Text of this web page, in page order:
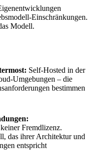
Einschränkungen.
Modell.
Self-Hosted in der
Umgebungen – die
bestimmen
Fremdlizenz.
das ihrer Architektur und
entspricht